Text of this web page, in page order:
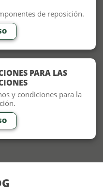
de reposición.
PARA LAS
y condiciones para la